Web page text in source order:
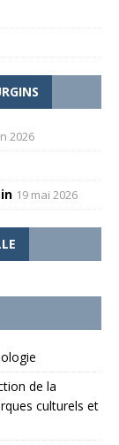
2026
19 mai 2026
de la
culturels et